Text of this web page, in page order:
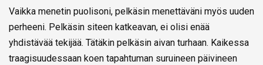
Vaikka menetin puolisoni, pelkäsin menettäväni myös uuden
perheeni. Pelkäsin siteen katkeavan, ei olisi enää
yhdistävää tekijää. Tätäkin pelkäsin aivan turhaan. Kaikessa
traagisuudessaan koen tapahtuman suruineen päivineen